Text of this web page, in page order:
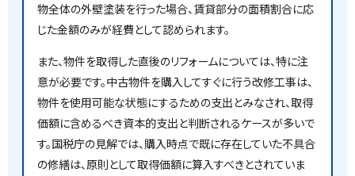
物全体の外壁塗装を行った場合、賃貸部分の面積割合に応
じた金額のみが経費として認められます。
また、物件を取得した直後のリフォームについては、特に注
意が必要です。中古物件を購入してすぐに行う改修工事は、
物件を使用可能な状態にするための支出とみなされ、取得
価額に含めるべき資本的支出と判断されるケースが多いで
す。国税庁の見解では、購入時点で既に存在していた不具合
の修繕は、原則として取得価額に算入すべきとされていま